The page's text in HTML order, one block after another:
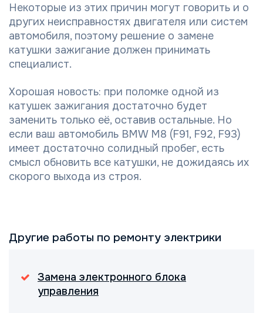
Некоторые из этих причин могут говорить и о
других неисправностях двигателя или систем
автомобиля, поэтому решение о замене
катушки зажигание должен принимать
специалист.
Хорошая новость: при поломке одной из
катушек зажигания достаточно будет
заменить только её, оставив остальные. Но
если ваш автомобиль BMW M8 (F91, F92, F93)
имеет достаточно солидный пробег, есть
смысл обновить все катушки, не дожидаясь их
скорого выхода из строя.
Другие работы по ремонту электрики
Замена электронного блока
управления